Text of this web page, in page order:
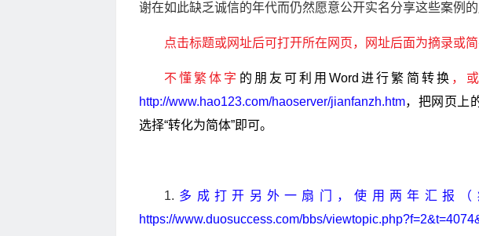
谢在如此缺乏诚信的年代而仍然愿意公开实名分享这些案例的
点击标题或网址后可打开所在网页，网址后面为摘录或简
不懂繁体字 的朋友可利用Word进行繁简转换 ，
http://www.hao123.com/haoserver/jianfanzh.htm，把网页上
选择“转化为简体”即可。
1. 多成打开另外一扇门，使用两年汇报
https://www.duosuccess.com/bbs/